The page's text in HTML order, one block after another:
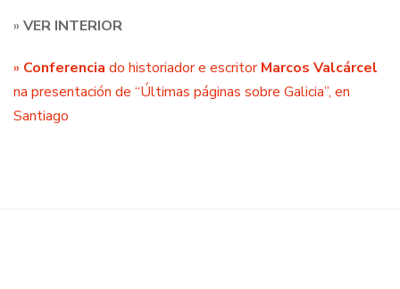
» VER INTERIOR
» Conferencia do historiador e escritorMarcos Valcárcel
na presentación de “Últimas páginas sobre Galicia”, en
Santiago